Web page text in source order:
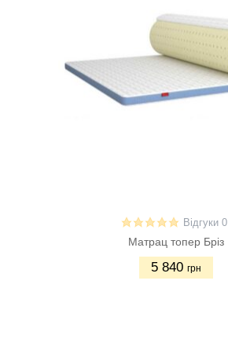
Відгуки 0
Матрац топер Бріз
5 840 грн